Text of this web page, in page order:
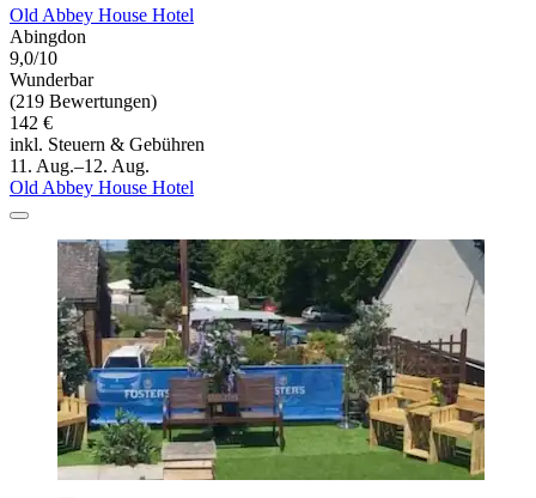
Old Abbey House Hotel
Abingdon
9,0/10
Wunderbar
(219 Bewertungen)
142 €
inkl. Steuern & Gebühren
11. Aug.–12. Aug.
Old Abbey House Hotel